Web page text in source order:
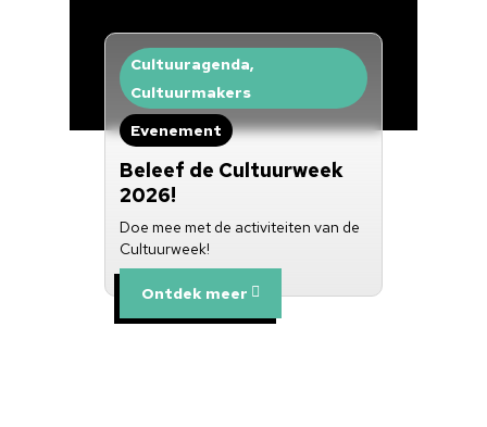
Cultuuragenda,
Cultuurmakers
Evenement
Beleef de Cultuurweek
2026!
Doe mee met de activiteiten van de
Cultuurweek!
Ontdek meer